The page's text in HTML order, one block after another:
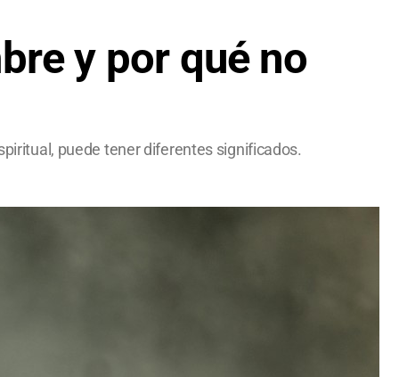
y por qué no
puede tener diferentes significados.